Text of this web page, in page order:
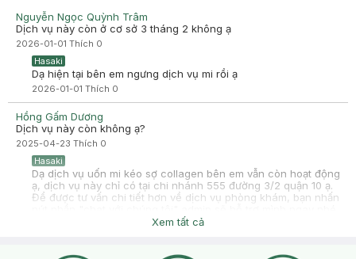
Nguyễn Ngọc Quỳnh Trâm
Dịch vụ này còn ở cơ sở 3 tháng 2 không ạ
2026-01-01 Thích 0
Hasaki
Dạ hiện tại bên em ngưng dịch vụ mi rồi ạ
2026-01-01 Thích 0
Hồng Gấm Dương
Dịch vụ này còn không ạ?
2025-04-23 Thích 0
Hasaki
Dạ dịch vụ uốn mi kéo sợ collagen bên em vẫn còn hoạt động
ạ, dịch vụ này chỉ có tại chi nhánh 555 đường 3/2 quận 10 ạ.
Để được tư vấn chi tiết hơn về dịch vụ phòng khám, bạn nhấn
☎ Hotline -Tư vấn: 1800 6324 -Nhấn Phím 2 (Miễn phí)
Xem tất cả